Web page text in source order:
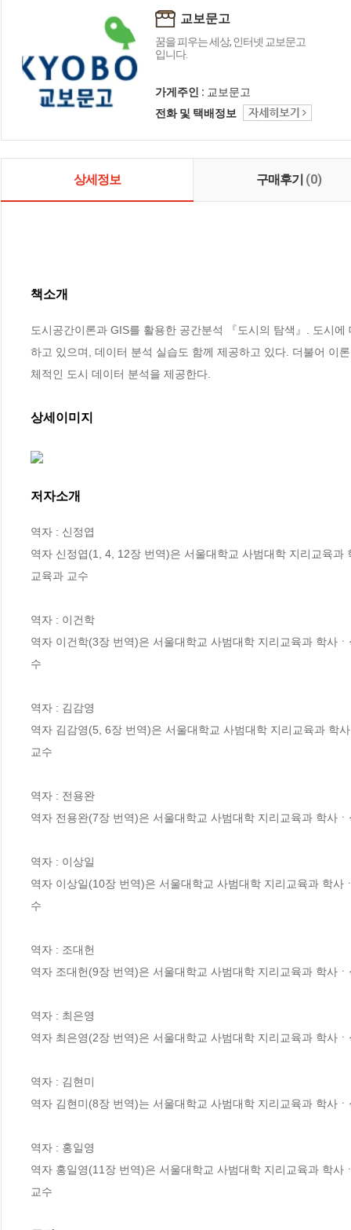
교보문고
꿈을 피우는 세상, 인터넷 교보문고
입니다.
가게주인 : 교보문고
전화 및 택배정보
상세정보 구매후기 (0)
책소개
도시공간이론과 GIS를 활용한 공간분석 『도시의 탐색』. 도시
하고 있으며, 데이터 분석 실습도 함께 제공하고 있다. 더불어 이
체적인 도시 데이터 분석을 제공한다.
상세이미지
저자소개
역자 : 신정엽
역자 신정엽(1, 4, 12장 번역)은 서울대학교 사범대학 지리교육
교육과 교수
역자 : 이건학
역자 이건학(3장 번역)은 서울대학교 사범대학 지리교육과 학사
수
역자 : 김감영
역자 김감영(5, 6장 번역)은 서울대학교 사범대학 지리교육과 학
교수
역자 : 전용완
역자 전용완(7장 번역)은 서울대학교 사범대학 지리교육과 학사
역자 : 이상일
역자 이상일(10장 번역)은 서울대학교 사범대학 지리교육과 학
수
역자 : 조대헌
역자 조대헌(9장 번역)은 서울대학교 사범대학 지리교육과 학사
역자 : 최은영
역자 최은영(2장 번역)은 서울대학교 사범대학 지리교육과 학사
역자 : 김현미
역자 김현미(8장 번역)는 서울대학교 사범대학 지리교육과 학사
역자 : 홍일영
역자 홍일영(11장 번역)은 서울대학교 사범대학 지리교육과 학
교수